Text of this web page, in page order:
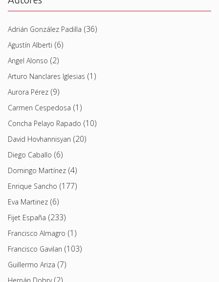
Adrián González Padilla (36)
Agustín Alberti (6)
Angel Alonso (2)
Arturo Nanclares Iglesias (1)
Aurora Pérez (9)
Carmen Cespedosa (1)
Concha Pelayo Rapado (10)
David Hovhannisyan (20)
Diego Caballo (6)
Domingo Martínez (4)
Enrique Sancho (177)
Eva Martinez (6)
Fijet España (233)
Francisco Almagro (1)
Francisco Gavilan (103)
Guillermo Ariza (7)